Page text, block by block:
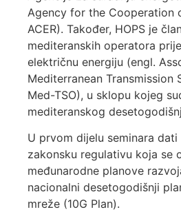
Agency for the Cooperation
ACER). Također, HOPS je
mediteranskih operatora
električnu energiju (engl.
Mediterranean Transmission
Med-TSO), u sklopu kojeg
mediteranskog
U prvom dijelu seminara
zakonsku regulativu koja se
međunarodne planove
nacionalni desetogodišnji
mreže (10G Plan).